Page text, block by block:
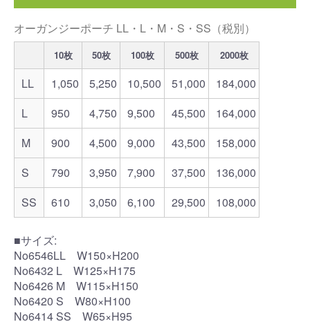
オーガンジーポーチ LL・L・M・S・SS（税別）
10枚 50枚 100枚 500枚 2000枚
LL 1,050 5,250 10,500 51,000
184,000
L
950 4,750 9,500 45,500
164,000
M
900 4,500 9,000 43,500
158,000
S
790 3,950 7,900 37,500
136,000
SS
610 3,050 6,100 29,500 108,000
■サイズ:
No6546LL W150×H200
No6432 L W125×H175
No6426 M W115×H150
No6420 S W80×H100
No6414 SS W65×H95